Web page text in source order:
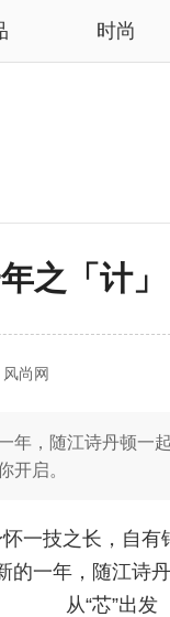
时尚
之「计
尚网
年，随江诗丹顿一
开启。
一技之长，自有
的一年，随江诗
从“芯”出发